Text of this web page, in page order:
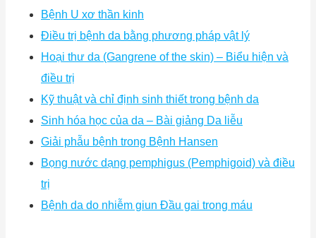
Bệnh U xơ thần kinh
Điều trị bệnh da bằng phương pháp vật lý
Hoại thư da (Gangrene of the skin) – Biểu hiện và
điều trị
Kỹ thuật và chỉ định sinh thiết trong bệnh da
Sinh hóa học của da – Bài giảng Da liễu
Giải phẫu bệnh trong Bệnh Hansen
Bọng nước dạng pemphigus (Pemphigoid) và điều
trị
Bệnh da do nhiễm giun Đầu gai trong máu